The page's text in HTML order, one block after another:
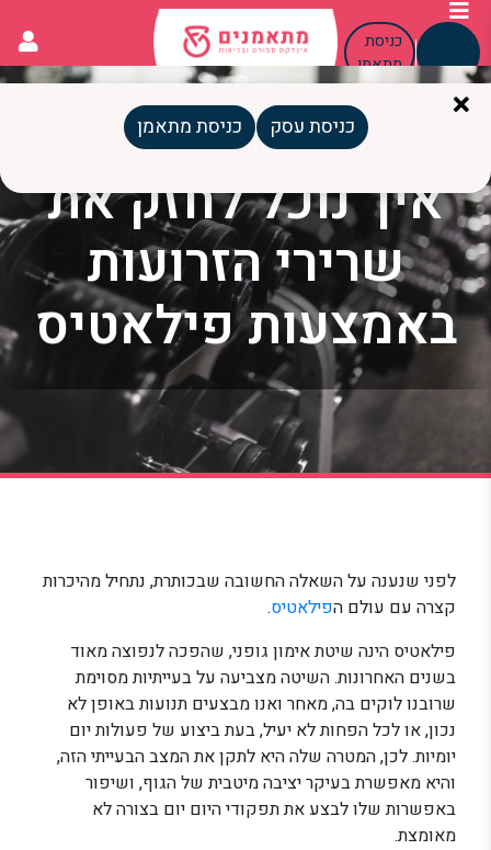
עסק
כניסת
מתאמן
כניסת עסק כניסת מתאמן
איך נוכל לחזק את
שרירי הזרועות
באמצעות פילאטיס
לפני שנענה על השאלה החשובה שבכותרת, נתחיל מהיכרות
קצרה עם עולם הפילאטיס.
פילאטיס הינה שיטת אימון גופני, שהפכה לנפוצה מאוד
בשנים האחרונות. השיטה מצביעה על בעייתיות מסוימת
שרובנו לוקים בה, מאחר ואנו מבצעים תנועות באופן לא
נכון, או לכל הפחות לא יעיל, בעת ביצוע של פעולות יום
יומיות. לכן, המטרה שלה היא לתקן את המצב הבעייתי הזה,
והיא מאפשרת בעיקר יציבה מיטבית של הגוף, ושיפור
באפשרות שלו לבצע את תפקודי היום יום בצורה לא
מאומצת.